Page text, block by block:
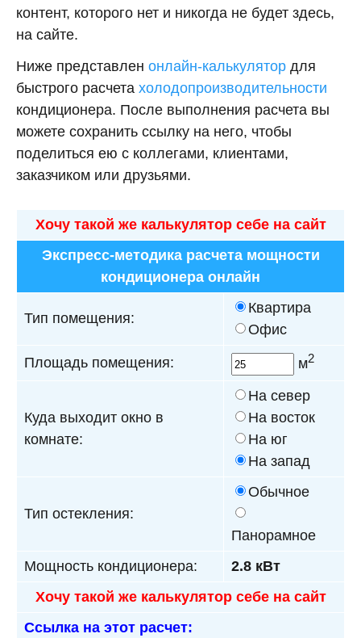
контент, которого нет и никогда не будет здесь,
на сайте.
Ниже представлен онлайн-калькулятор для
быстрого расчета холодопроизводительности
кондиционера. После выполнения расчета вы
можете сохранить ссылку на него, чтобы
поделиться ею с коллегами, клиентами,
заказчиком или друзьями.
Хочу такой же калькулятор себе на сайт
Экспресс-методика расчета мощности
кондиционера онлайн
Тип помещения:
Квартира
Офис
Площадь помещения: м2
Куда выходит окно в
комнате:
На север
На восток
На юг
На запад
Тип остекления:
Обычное
Панорамное
Мощность кондиционера:
2.8 кВт
Хочу такой же калькулятор себе на сайт
Ссылка на этот расчет: